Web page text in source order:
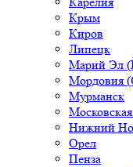
Крым
Киров
Липецк
Марий Эл
Мордовия
Мурманск
Нижний
Орел
Пенза